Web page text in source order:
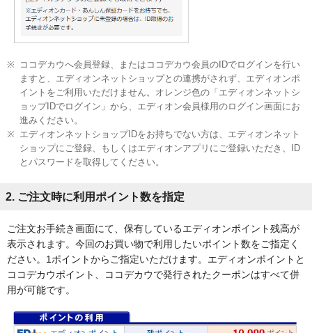
ココデカウへ会員登録、またはココデカウ会員のIDでログインを行い
ますと、エディオンネットショップとの連携がされず、エディオンポ
イントをご利用いただけません。オレンジ色の「エディオンネットシ
ョップIDでログイン」から、エディオン会員様用のログイン画面にお
進みください。
エディオンネットショップIDをお持ちでない方は、エディオンネット
ショップにご登録、もしくはエディオンアプリにご登録いただき、ID
とパスワードを取得してください。
2. ご注文時に利用ポイント数を指定
ご注文お手続き画面にて、保有しているエディオンポイント残高が
表示されます。今回のお買い物で利用したいポイント数をご指定く
ださい。1ポイントからご指定いただけます。エディオンポイントと
ココデカウポイント、ココデカウで発行されたクーポンはすべて併
用が可能です。